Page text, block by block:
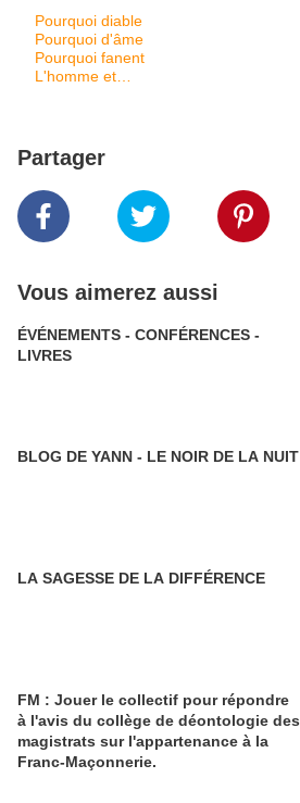
Pourquoi diable
Pourquoi d'âme
Pourquoi fanent
L'homme et
Partager
Vous aimerez aussi
ÉVÉNEMENTS - CONFÉRENCES -
LIVRES
BLOG DE YANN - LE NOIR DE LA NUIT
LA SAGESSE DE LA DIFFÉRENCE
FM : Jouer le collectif pour répondre
à l'avis du collège de déontologie des
magistrats sur l'appartenance à la
Franc-Maçonnerie.